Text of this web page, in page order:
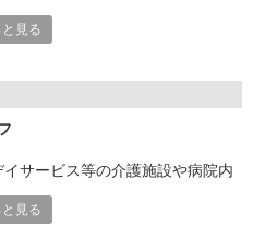
り）支給あり
／
っと大事にしたい・・・」
から、
など
と見る
サービス等の介護施設や病院内
と見る